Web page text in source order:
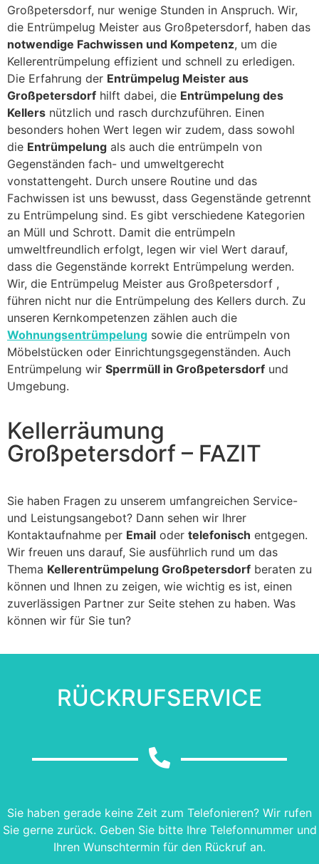
Großpetersdorf, nur wenige Stunden in Anspruch. Wir,
die Entrümpelug Meister aus Großpetersdorf, haben das
notwendige Fachwissen und Kompetenz, um die
Kellerentrümpelung effizient und schnell zu erledigen.
Die Erfahrung der Entrümpelug Meister aus
Großpetersdorf hilft dabei, die Entrümpelung des
Kellers nützlich und rasch durchzuführen. Einen
besonders hohen Wert legen wir zudem, dass sowohl
die Entrümpelung als auch die entrümpeln von
Gegenständen fach- und umweltgerecht
vonstattengeht. Durch unsere Routine und das
Fachwissen ist uns bewusst, dass Gegenstände getrennt
zu Entrümpelung sind. Es gibt verschiedene Kategorien
an Müll und Schrott. Damit die entrümpeln
umweltfreundlich erfolgt, legen wir viel Wert darauf,
dass die Gegenstände korrekt Entrümpelung werden.
Wir, die Entrümpelug Meister aus Großpetersdorf ,
führen nicht nur die Entrümpelung des Kellers durch. Zu
unseren Kernkompetenzen zählen auch die
Wohnungsentrümpelung sowie die entrümpeln von
Möbelstücken oder Einrichtungsgegenständen. Auch
Entrümpelung wir Sperrmüll in Großpetersdorf und
Umgebung.
Kellerräumung
Großpetersdorf – FAZIT
Sie haben Fragen zu unserem umfangreichen Service-
und Leistungsangebot? Dann sehen wir Ihrer
Kontaktaufnahme per Email oder telefonisch entgegen.
Wir freuen uns darauf, Sie ausführlich rund um das
Thema Kellerentrümpelung Großpetersdorf beraten zu
können und Ihnen zu zeigen, wie wichtig es ist, einen
zuverlässigen Partner zur Seite stehen zu haben. Was
können wir für Sie tun?
RÜCKRUFSERVICE
Sie haben gerade keine Zeit zum Telefonieren? Wir rufen
Sie gerne zurück. Geben Sie bitte Ihre Telefonnummer und
Ihren Wunschtermin für den Rückruf an.